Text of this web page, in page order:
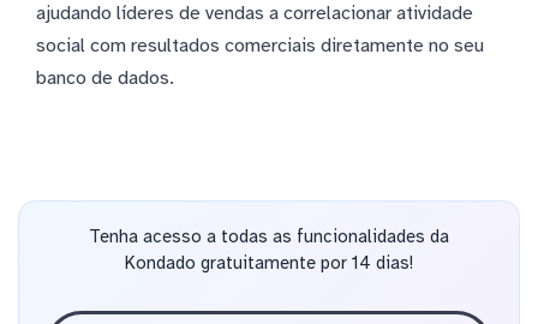
ajudando líderes de vendas a correlacionar atividade
social com resultados comerciais diretamente no seu
banco de dados.
Tenha acesso a todas as funcionalidades da
Kondado gratuitamente por 14 dias!